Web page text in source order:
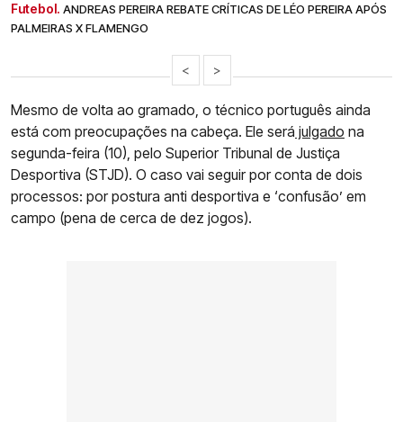
Futebol. ANDREAS PEREIRA REBATE CRÍTICAS DE LÉO PEREIRA APÓS
PALMEIRAS X FLAMENGO
< >
Mesmo de volta ao gramado, o técnico português ainda
está com preocupações na cabeça. Ele será julgado na
segunda-feira (10), pelo Superior Tribunal de Justiça
Desportiva (STJD). O caso vai seguir por conta de dois
processos: por postura anti desportiva e ‘confusão’ em
campo (pena de cerca de dez jogos).